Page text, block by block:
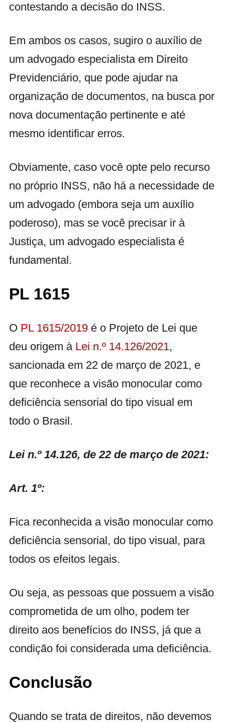
contestando a decisão do INSS.
Em ambos os casos, sugiro o auxílio de
um advogado especialista em Direito
Previdenciário, que pode ajudar na
organização de documentos, na busca por
nova documentação pertinente e até
mesmo identificar erros.
Obviamente, caso você opte pelo recurso
no próprio INSS, não há a necessidade de
um advogado (embora seja um auxílio
poderoso), mas se você precisar ir à
Justiça, um advogado especialista é
fundamental.
PL 1615
O PL 1615/2019 é o Projeto de Lei que
deu origem à Lei n.º 14.126/2021,
sancionada em 22 de março de 2021, e
que reconhece a visão monocular como
deficiência sensorial do tipo visual em
todo o Brasil.
Lei n.º 14.126, de 22 de março de 2021:
Art. 1º:
Fica reconhecida a visão monocular como
deficiência sensorial, do tipo visual, para
todos os efeitos legais.
Ou seja, as pessoas que possuem a visão
comprometida de um olho, podem ter
direito aos benefícios do INSS, já que a
condição foi considerada uma deficiência.
Conclusão
Quando se trata de direitos, não devemos